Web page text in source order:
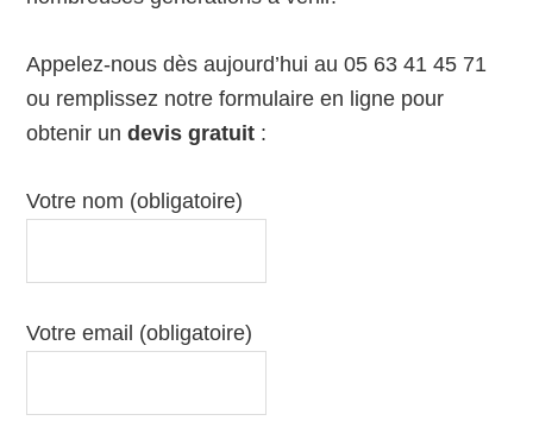
Appelez-nous dès aujourd’hui au 05 63 41 45 71
ou remplissez notre formulaire en ligne pour
obtenir undevis gratuit :
Votre nom (obligatoire)
Votre email (obligatoire)